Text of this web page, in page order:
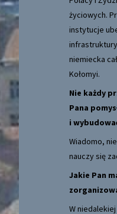
życiowych.
instytucje
niemiecka
Kołomyi.
Nie każdy
Pana
i
Wiadomo,
nauczy się
Jakie Pan
W